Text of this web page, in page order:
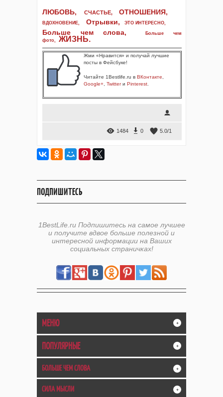
ЛЮБОВЬ, СЧАСТЬЕ, ОТНОШЕНИЯ,
ВДОХНОВЕНИЕ, Отрывки, ЭТО ИНТЕРЕСНО,
Больше чем слова,
Больше чем
фото, ЖИЗНЬ.
Жми «Нравится» и получай лучшие
посты в Фейсбуке!
Читайте 1Bestlife.ru в ВКонтакте
Google+ Twitterи Pinterest
1484 0 5.0/1
ПОДПИШИТЕСЬ
1BestLife.ru Подпишитесь на самое лучшее
и получите вдвое больше полезной и
интересной информации на Ваших
социальных страничках!
МЕНЮ +
ПОПУЛЯРНЫЕ +
БОЛЬШЕ ЧЕМ СЛОВА +
СИЛА МЫСЛИ +